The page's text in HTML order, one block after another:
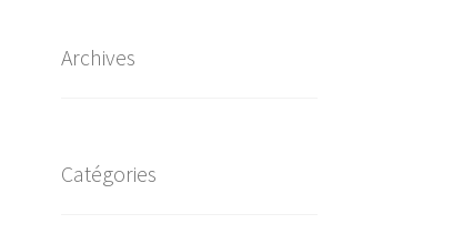
Archives
Catégories